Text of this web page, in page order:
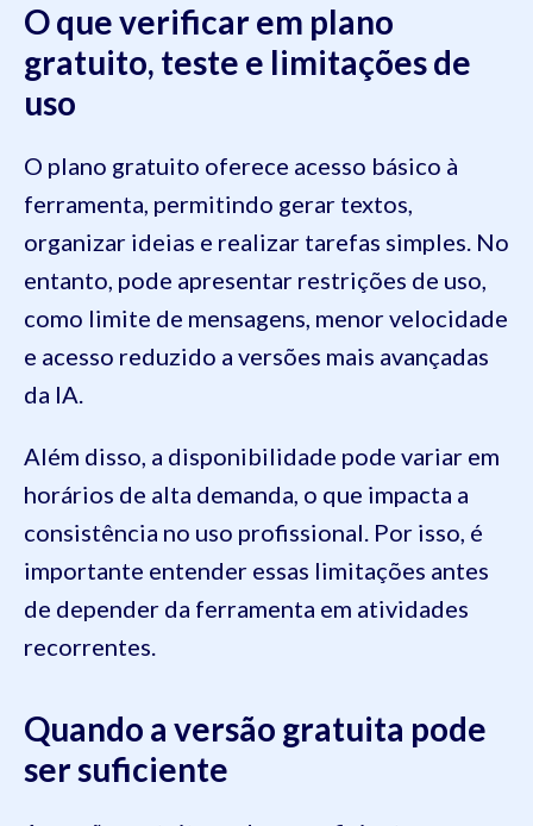
O que verificar em plano
gratuito, teste e limitações de
uso
O plano gratuito oferece acesso básico à
ferramenta, permitindo gerar textos,
organizar ideias e realizar tarefas simples. No
entanto, pode apresentar restrições de uso,
como limite de mensagens, menor velocidade
e acesso reduzido a versões mais avançadas
da IA.
Além disso, a disponibilidade pode variar em
horários de alta demanda, o que impacta a
consistência no uso profissional. Por isso, é
importante entender essas limitações antes
de depender da ferramenta em atividades
recorrentes.
Quando a versão gratuita pode
ser suficiente